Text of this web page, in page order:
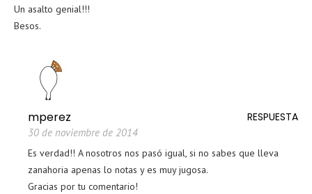
Un asalto genial!!!
Besos.
RESPUESTA
mperez
30 de noviembre de 2014
Es verdad!! A nosotros nos pasó igual, si no sabes que lleva
zanahoria apenas lo notas y es muy jugosa.
Gracias por tu comentario!